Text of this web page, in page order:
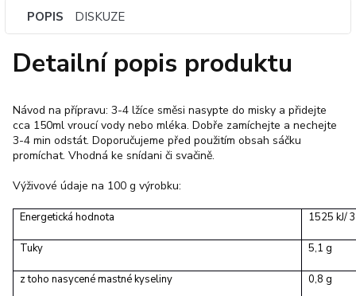
POPIS DISKUZE
Detailní popis produktu
Návod na přípravu: 3-4 lžíce směsi nasypte do misky a přidejte
cca 150ml vroucí vody nebo mléka. Dobře zamíchejte a nechejte
3-4 min odstát. Doporučujeme před použitím obsah sáčku
promíchat. Vhodná ke snídani či svačině.
Výživové údaje na 100 g výrobku:
Energetická hodnota 1525 kJ/
Tuky 5,1 g
z toho nasycené mastné kyseliny 0,8 g